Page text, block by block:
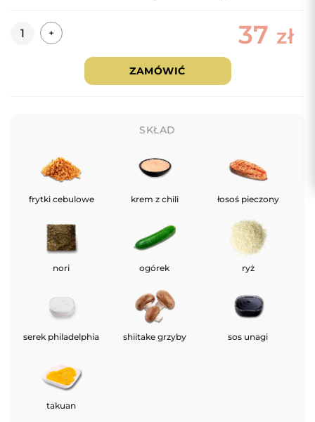
Ilość + 37 zł
ZAMÓWIĆ
SKŁAD
frytki cebulowe krem z chili łosoś pieczony
nori ogórek ryż
serek philadelphia shiitake grzyby sos unagi
takuan